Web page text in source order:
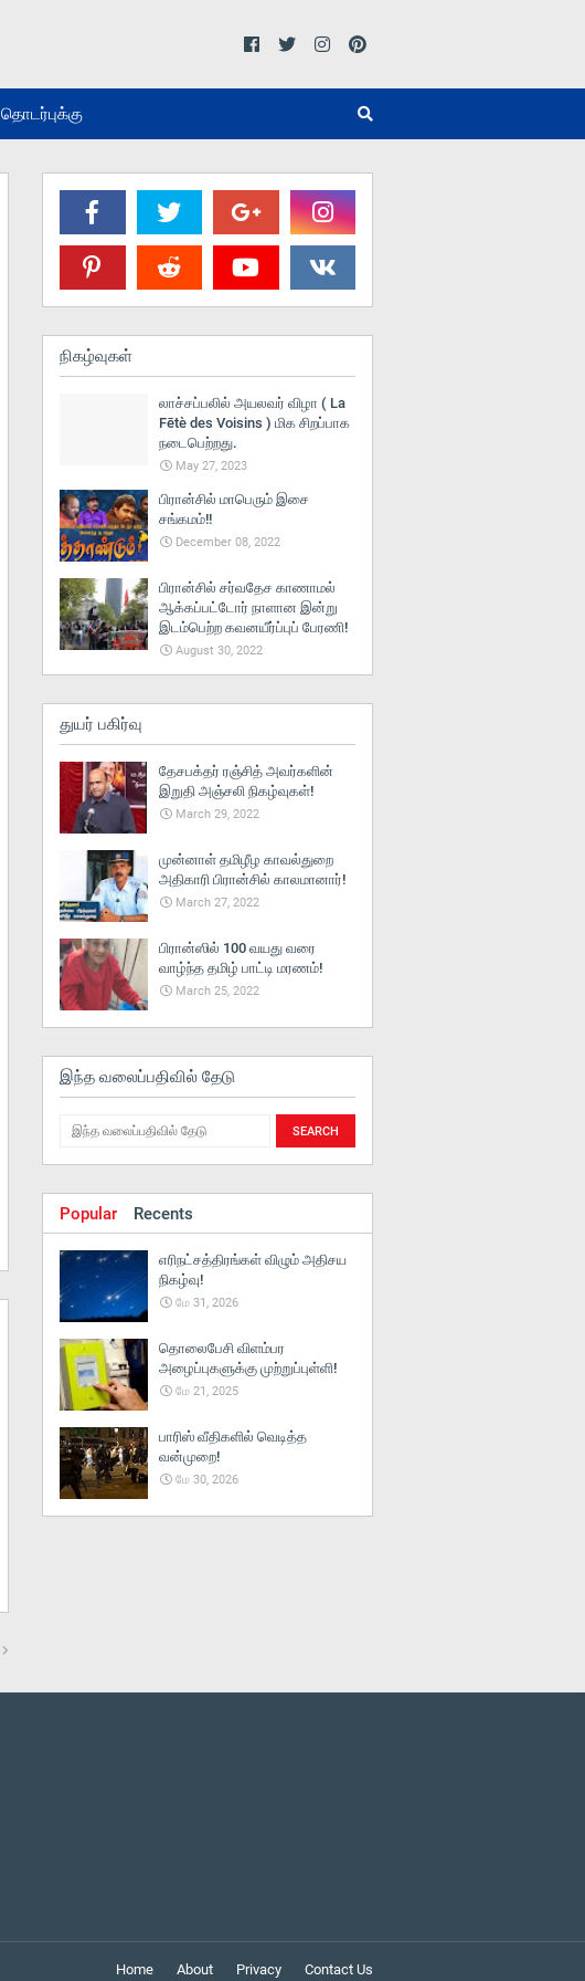
தொடர்புக்கு
நிகழ்வுகள்
லாச்சப்பலில் அயலவர் விழா ( La
Fētè des Voisins ) மிக சிறப்பாக
நடைபெற்றது.
May 27, 2023
பிரான்சில் மாபெரும் இசை
சங்கமம்!!
December 08, 2022
பிரான்சில் சர்வதேச காணாமல்
ஆக்கப்பட்டோர் நாளான இன்று
இடம்பெற்ற கவனயீர்ப்புப் பேரணி!
August 30, 2022
துயர் பகிர்வு
தேசபக்தர் ரஞ்சித் அவர்களின்
இறுதி அஞ்சலி நிகழ்வுகள்!
March 29, 2022
முன்னாள் தமிழீழ காவல்துறை
அதிகாரி பிரான்சில் காலமானார்!
March 27, 2022
பிரான்ஸில் 100 வயது வரை
வாழ்ந்த தமிழ் பாட்டி மரணம்!
March 25, 2022
இந்த வலைப்பதிவில் தேடு
Popular Recents
எரிநட்சத்திரங்கள் விழும் அதிசய
நிகழ்வு!
மே 31, 2026
தொலைபேசி விளம்பர
அழைப்புகளுக்கு முற்றுப்புள்ளி!
மே 21, 2025
பாரிஸ் வீதிகளில் வெடித்த
வன்முறை!
மே 30, 2026
Home About Privacy Contact Us